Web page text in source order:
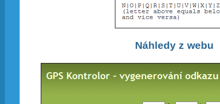
Náhledy z webu